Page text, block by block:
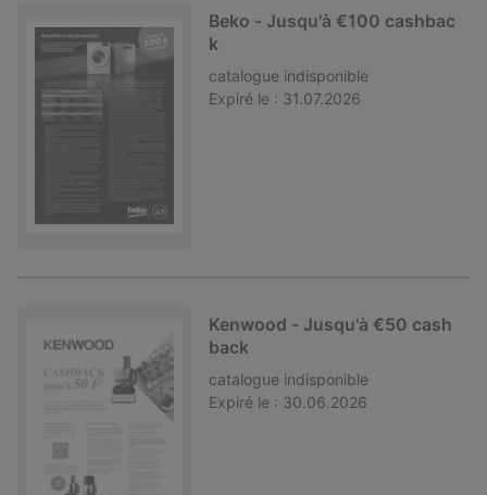
Beko - Jusqu'à €100 cashbac
k
catalogue indisponible
Expiré le : 31.07.2026
Kenwood - Jusqu'à €50 cash
back
catalogue indisponible
Expiré le : 30.06.2026